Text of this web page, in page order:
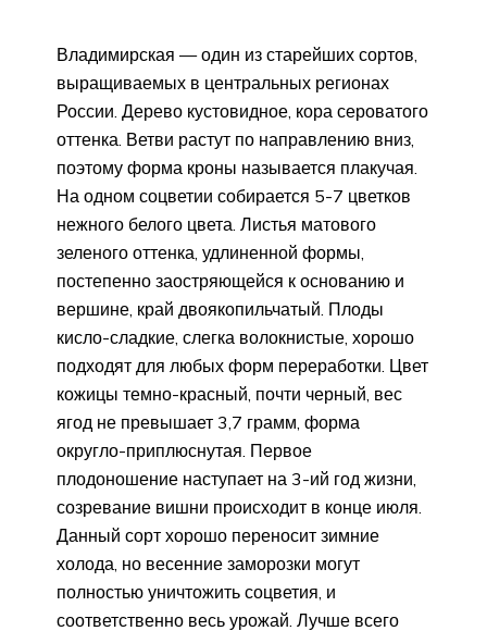
Владимирская — один из старейших сортов,
выращиваемых в центральных регионах
России. Дерево кустовидное, кора сероватого
оттенка. Ветви растут по направлению вниз,
поэтому форма кроны называется плакучая.
На одном соцветии собирается 5-7 цветков
нежного белого цвета. Листья матового
зеленого оттенка, удлиненной формы,
постепенно заостряющейся к основанию и
вершине, край двоякопильчатый. Плоды
кисло-сладкие, слегка волокнистые, хорошо
подходят для любых форм переработки. Цвет
кожицы темно-красный, почти черный, вес
ягод не превышает 3,7 грамм, форма
округло-приплюснутая. Первое
плодоношение наступает на 3-ий год жизни,
созревание вишни происходит в конце июля.
Данный сорт хорошо переносит зимние
холода, но весенние заморозки могут
полностью уничтожить соцветия, и
соответственно весь урожай. Лучше всего